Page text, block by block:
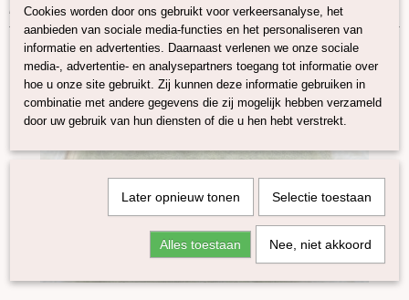
bergschaap/maori mix mosgroen gemêleerd 507
Cookies worden door ons gebruikt voor verkeersanalyse, het
aanbieden van sociale media-functies en het personaliseren van
informatie en advertenties. Daarnaast verlenen we onze sociale
media-, advertentie- en analysepartners toegang tot informatie over
hoe u onze site gebruikt. Zij kunnen deze informatie gebruiken in
combinatie met andere gegevens die zij mogelijk hebben verzameld
door uw gebruik van hun diensten of die u hen hebt verstrekt.
Later opnieuw tonen Selectie toestaan
Alles toestaan Nee, niet akkoord